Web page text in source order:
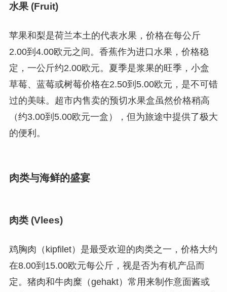
水果 (Fruit)
苹果和梨是荷兰本土的代表水果，价格在每公斤
2.00到4.00欧元之间。香蕉作为进口水果，价格稳
定，一公斤约2.00欧元。夏季是浆果的旺季，小盒
草莓、蓝莓或树莓价格在2.50到5.00欧元，是不可错
过的美味。超市内售卖的预切水果盒虽然价格稍高
（约3.00到5.00欧元一盒），但为旅途中提供了极大
的便利。
肉类与海鲜的盛宴
肉类 (Vlees)
鸡胸肉（kipfilet）是最受欢迎的肉类之一，价格大约
在8.00到15.00欧元每公斤，视是否为有机产品而
定。猪肉和牛肉糜（gehakt）常用来制作意面酱或